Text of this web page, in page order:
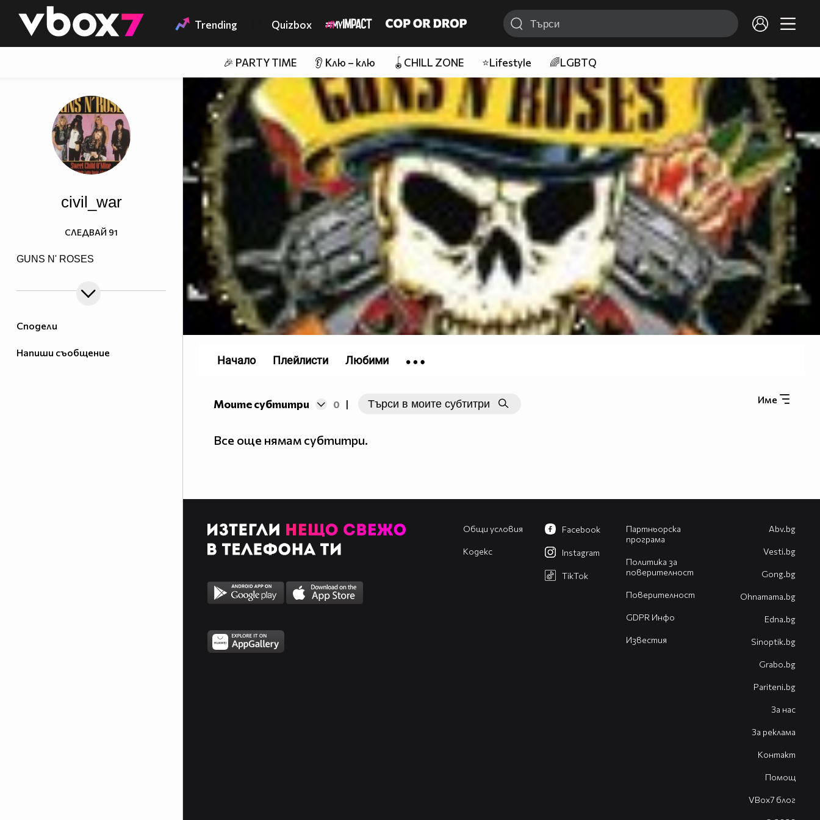
👾 Trending Quizbox
🎉 PARTY TIME 👂 Клю – клю 🪀CHILL ZONE ⭐Lifestyle 🌈LGBTQ
Сподели
Напиши съобщение
civil_war
GUNS N' ROSES
СЛЕДВАЙ 91
Моите субтитри 0 | Име
Все още нямам субтитри.
Начало Плейлисти Любими
Общи условия
Кодекс
Партньорска
програма
Политика за
поверителност
Поверителност
GDPR Инфо
Известия
Facebook
Instagram
TikTok
Abv.bg
Vesti.bg
Gong.bg
Оhnamama.bg
Edna.bg
Sinoptik.bg
Grabo.bg
Pariteni.bg
За нас
За реклама
Контакт
Помощ
VBox7 блог